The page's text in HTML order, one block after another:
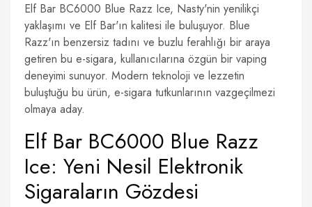
Elf Bar BC6000 Blue Razz Ice, Nasty'nin yenilikçi
yaklaşımı ve Elf Bar'ın kalitesi ile buluşuyor. Blue
Razz'ın benzersiz tadını ve buzlu ferahlığı bir araya
getiren bu e-sigara, kullanıcılarına özgün bir vaping
deneyimi sunuyor. Modern teknoloji ve lezzetin
buluştuğu bu ürün, e-sigara tutkunlarının vazgeçilmezi
olmaya aday.
Elf Bar BC6000 Blue Razz
Ice: Yeni Nesil Elektronik
Sigaraların Gözdesi